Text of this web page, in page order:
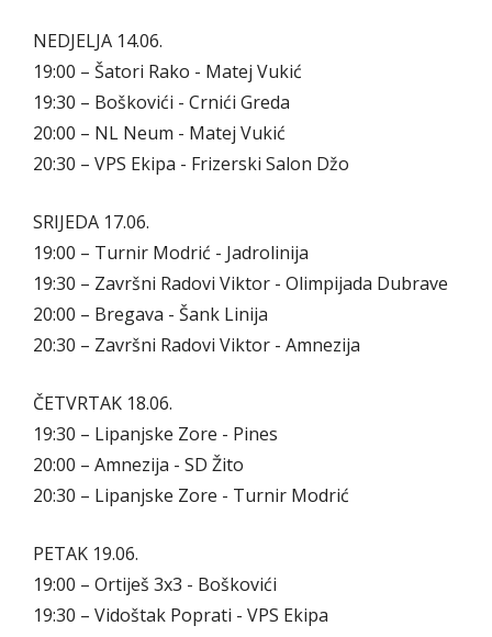
NEDJELJA 14.06.
19:00 – Šatori Rako - Matej Vukić
19:30 – Boškovići - Crnići Greda
20:00 – NL Neum - Matej Vukić
20:30 – VPS Ekipa - Frizerski Salon Džo
SRIJEDA 17.06.
19:00 – Turnir Modrić - Jadrolinija
19:30 – Završni Radovi Viktor - Olimpijada Dubrave
20:00 – Bregava - Šank Linija
20:30 – Završni Radovi Viktor - Amnezija
ČETVRTAK 18.06.
19:30 – Lipanjske Zore - Pines
20:00 – Amnezija - SD Žito
20:30 – Lipanjske Zore - Turnir Modrić
PETAK 19.06.
19:00 – Ortiješ 3x3 - Boškovići
19:30 – Vidoštak Poprati - VPS Ekipa